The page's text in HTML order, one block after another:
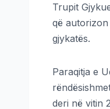
Trupit
që autorizon
gjykatës.
Paraqitja e
deri në vitin